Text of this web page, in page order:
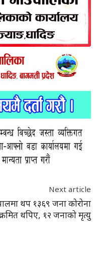
Next article
थप १३६९ जना कोरोना
थपिए, १२ जनाको मृत्यु